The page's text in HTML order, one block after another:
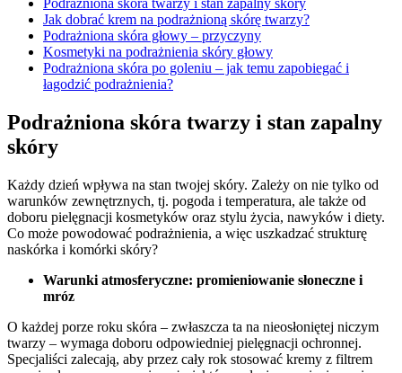
Jak dobrać krem na podrażnioną skórę twarzy?
Podrażniona skóra głowy – przyczyny
Kosmetyki na podrażnienia skóry głowy
Podrażniona skóra po goleniu – jak temu zapobiegać i
łagodzić podrażnienia?
Podrażniona skóra twarzy i stan zapalny
skóry
Każdy dzień wpływa na stan twojej skóry. Zależy on nie tylko od
warunków zewnętrznych, tj. pogoda i temperatura, ale także od
doboru pielęgnacji kosmetyków oraz stylu życia, nawyków i diety.
Co może powodować podrażnienia, a więc uszkadzać strukturę
naskórka i komórki skóry?
Warunki atmosferyczne: promieniowanie słoneczne i
mróz
O każdej porze roku skóra – zwłaszcza ta na nieosłoniętej niczym
twarzy – wymaga doboru odpowiedniej pielęgnacji ochronnej.
Specjaliści zalecają, aby przez cały rok stosować kremy z filtrem